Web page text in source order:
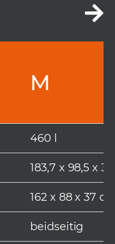
M
460 l
183,7 x 98,5 x
162 x 88 x 37
beidseitig